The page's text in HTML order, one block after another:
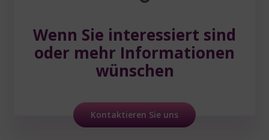
Wenn Sie interessiert sind
oder mehr Informationen
wünschen
Kontaktieren Sie uns